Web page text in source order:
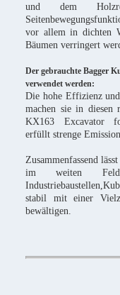
und dem
vor allem in dichten
Bäumen verringert
Der gebrauchte Bagger
verwendet werden:
Die hohe Effizienz
machen sie in diesen
KX163 Excavator
erfüllt strenge
Zusammenfassend
im weiten
stabil mit einer
bewältigen.